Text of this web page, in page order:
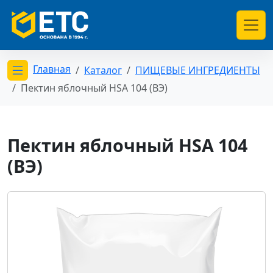
Открыть меню категорий
Главная Каталог
ПИЩЕВЫЕ ИНГРЕДИЕНТЫ
Пектин яблочный HSA 104 (ВЭ)
Пектин яблочный HSA 104
(ВЭ)